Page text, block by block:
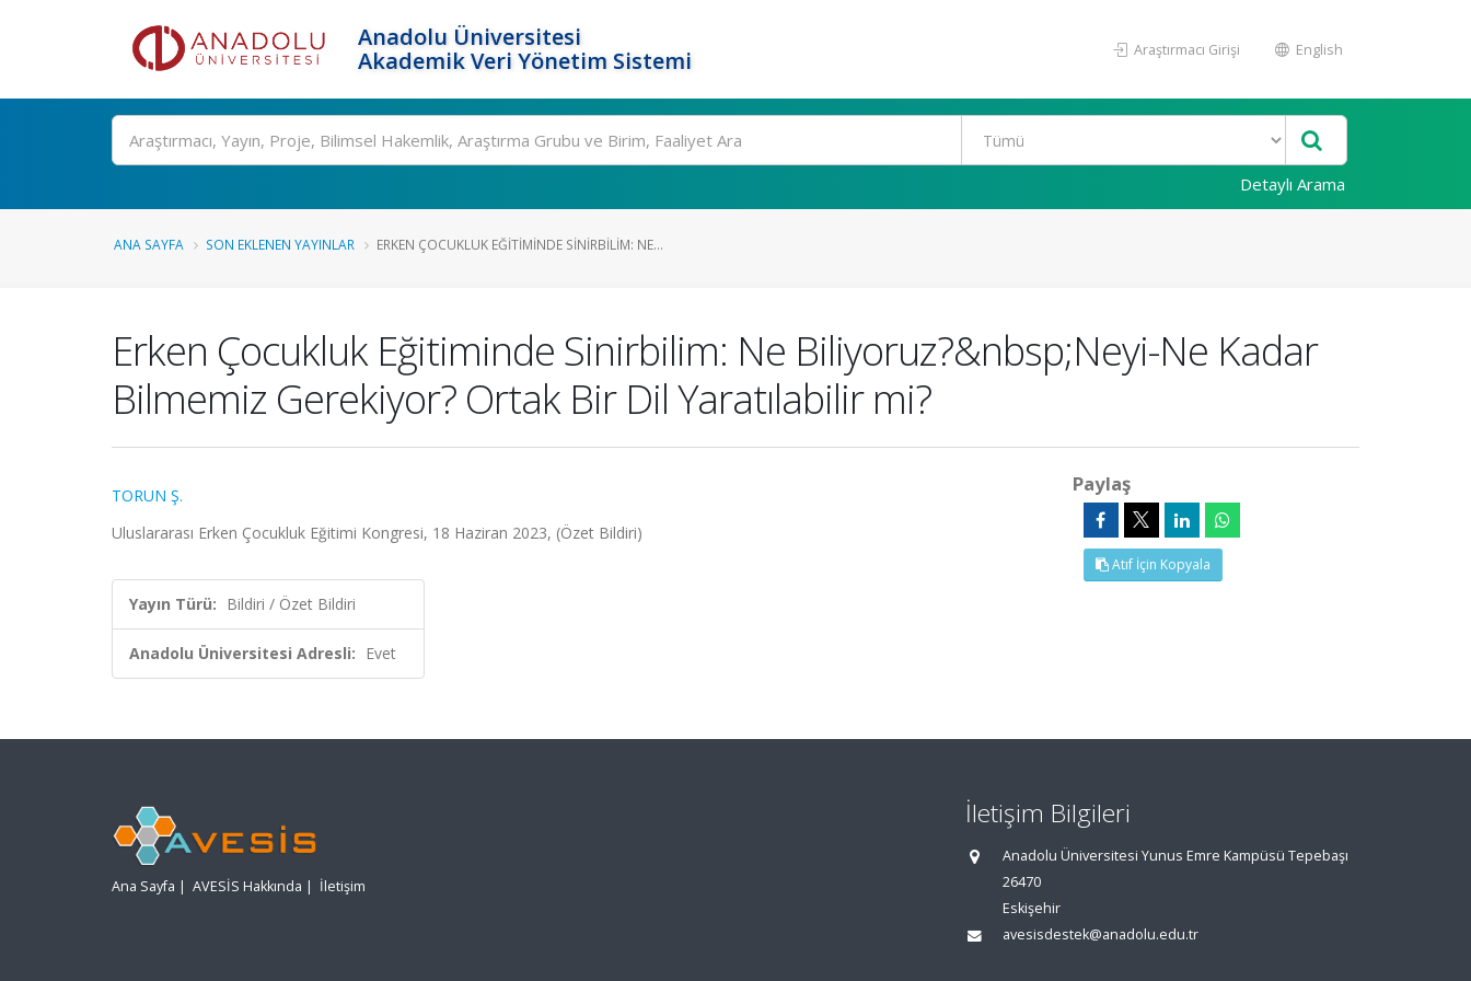
Anadolu Üniversitesi
Akademik Veri Yönetim Sistemi
Araştırmacı Girişi English
Ara
Detaylı Arama
ANA SAYFA SON EKLENEN YAYINLAR ERKEN ÇOCUKLUK EĞITIMINDE SINIRBILIM: NE...
Erken Çocukluk Eğitiminde Sinirbilim: Ne Biliyoruz?&nbsp;Neyi-Ne Kadar
Bilmemiz Gerekiyor? Ortak Bir Dil Yaratılabilir mi?
TORUN Ş.
Uluslararası Erken Çocukluk Eğitimi Kongresi, 18 Haziran 2023, (Özet Bildiri)
Yayın Türü: Bildiri / Özet Bildiri
Anadolu Üniversitesi Adresli: Evet
Paylaş
Atıf İçin Kopyala
Ana Sayfa | AVESİS Hakkında | İletişim
İletişim Bilgileri
Anadolu Üniversitesi Yunus Emre Kampüsü Tepebaşı
26470
Eskişehir
avesisdestek@anadolu.edu.tr